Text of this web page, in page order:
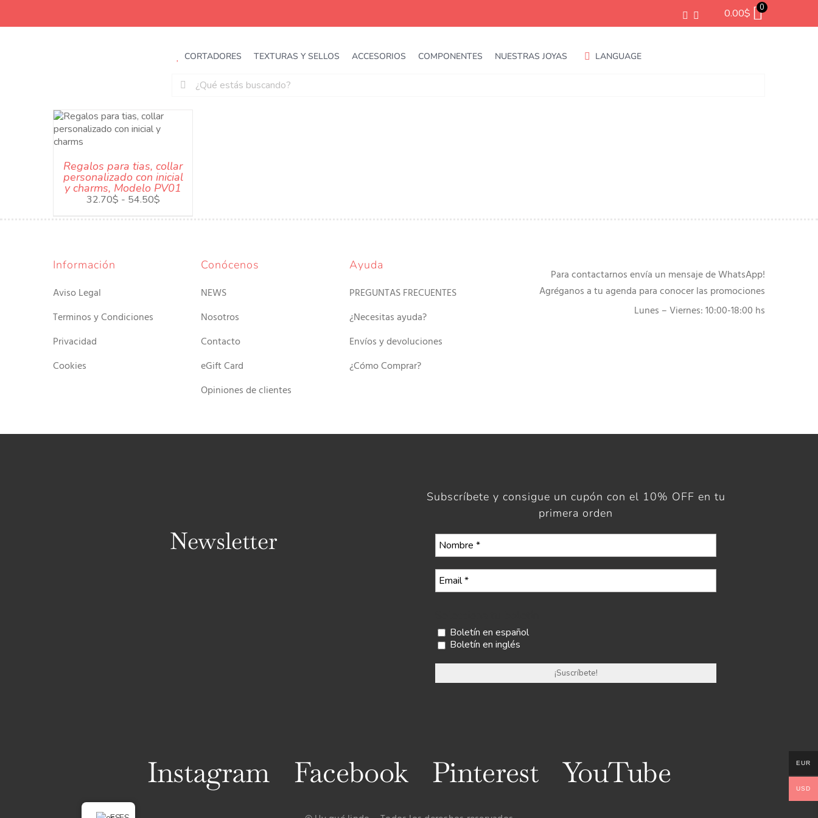
contenido
0.00$ 0
CORTADORES TEXTURAS Y SELLOS ACCESORIOS COMPONENTES NUESTRAS JOYAS LANGUAGE
Buscar:
PRODUCTO
MÚLTIPLES
VARIANTES.
PRODUCTO
Regalos para tias, collar
personalizado con inicial
y charms, Modelo PV01
32.70$ - 54.50$Rango
Información
Aviso Legal
Terminos y Condiciones
Privacidad
Cookies
Conócenos
NEWS
Nosotros
Contacto
eGift Card
Opiniones de clientes
Ayuda
PREGUNTAS FRECUENTES
¿Necesitas ayuda?
Envíos y devoluciones
¿Cómo Comprar?
Para contactarnos envía un mensaje de WhatsApp!
Agréganos a tu agenda para conocer las promociones
Lunes – Viernes: 10:00-18:00 hs
Newsletter
Subscríbete y consigue un cupón con el 10% OFF en tu
primera orden
Boletín en español
Boletín en inglés
Instagram Facebook Pinterest YouTube EUR
USD